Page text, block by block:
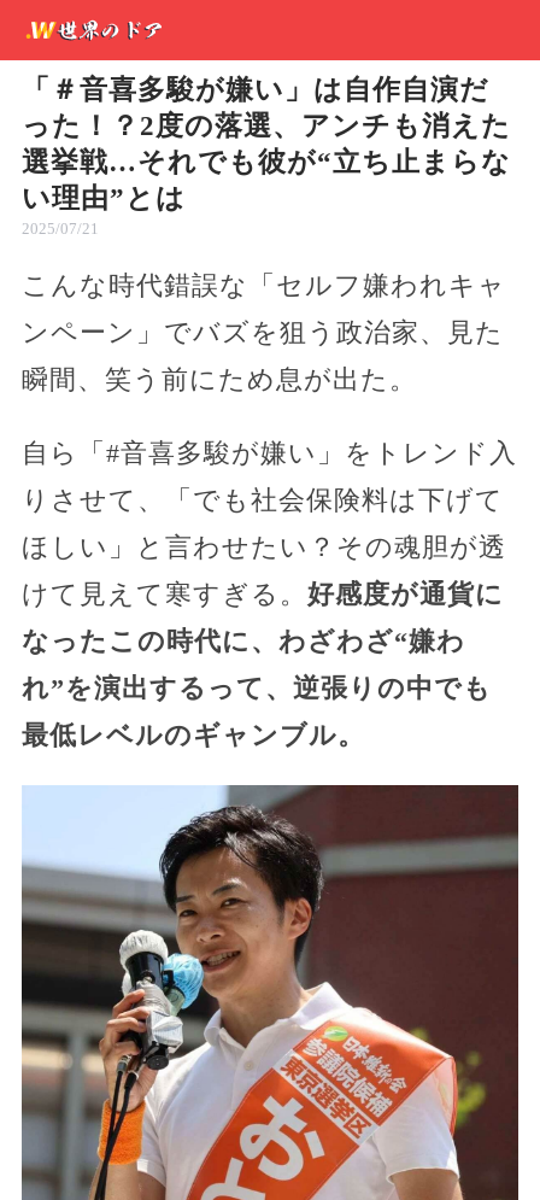
「＃音喜多駿が嫌い」は自作自演だ
った！？2度の落選、アンチも消えた
選挙戦…それでも彼が“立ち止まらな
い理由”とは
2025/07/21
こんな時代錯誤な「セルフ嫌われキャ
ンペーン」でバズを狙う政治家、見た
瞬間、笑う前にため息が出た。
自ら「#音喜多駿が嫌い」をトレンド入
りさせて、「でも社会保険料は下げて
ほしい」と言わせたい？その魂胆が透
けて見えて寒すぎる。 好感度が通貨に
なったこの時代に、わざわざ“嫌わ
れ”を演出するって、逆張りの中でも
最低レベルのギャンブル。